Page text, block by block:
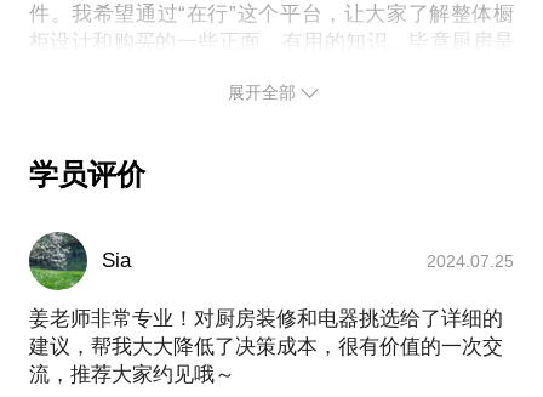
件。我希望通过“在行”这个平台，让大家了解整体橱
柜设计和购买的一些正面、有用的知识。毕竟厨房是
展开全部
学员评价
Sia 2024.07.25
姜老师非常专业！对厨房装修和电器挑选给了详细的
建议，帮我大大降低了决策成本，很有价值的一次交
流，推荐大家约见哦～